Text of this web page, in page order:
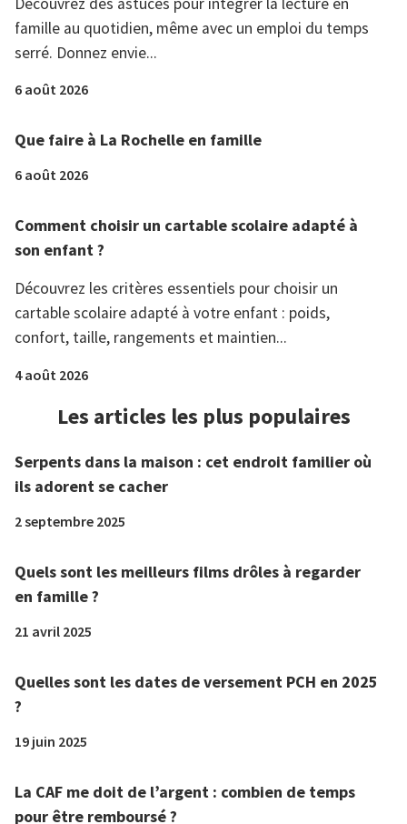
famille au quotidien, même avec un emploi du temps
serré. Donnez envie...
6 août 2026
Que faire à La Rochelle en famille
6 août 2026
Comment choisir un cartable scolaire adapté à
son enfant ?
Découvrez les critères essentiels pour choisir un
cartable scolaire adapté à votre enfant : poids,
confort, taille, rangements et maintien...
4 août 2026
Les articles les plus populaires
Serpents dans la maison : cet endroit familier où
ils adorent se cacher
2 septembre 2025
Quels sont les meilleurs films drôles à regarder
en famille ?
21 avril 2025
Quelles sont les dates de versement PCH en 2025
?
19 juin 2025
La CAF me doit de l’argent : combien de temps
pour être remboursé ?